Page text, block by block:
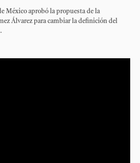
México aprobó la propuesta de la
Álvarez para cambiar la definición del